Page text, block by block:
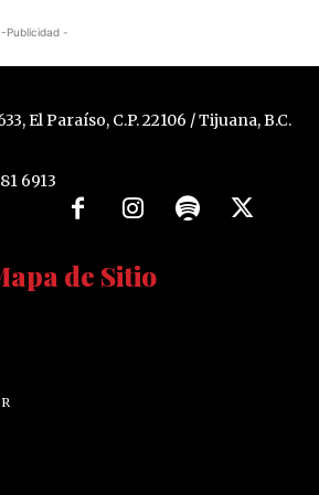
-Publicidad -
El Paraíso, C.P. 22106 / Tijuana, B.C.
6913
de Sitio